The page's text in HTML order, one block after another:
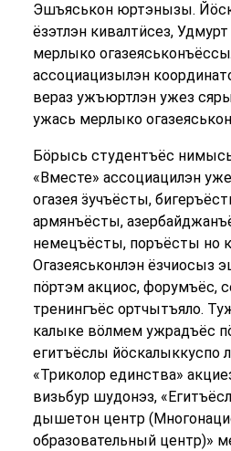
Эшъяськон юртэнызы.
ёзэтлэн кивалтӥсез,
мерлыко
ассоциацизылэн
вераз ужъюртлэн ужез
ужась мерлыко
Бӧрысь студентъёс
«Вместе» ассоциацилэн
огазея ӟучъёсты,
армянъёсты,
немецъёсты, поръёсты но
Огазеяськонлэн ёзчиосыз
пӧртэм акциос, форумъёс,
тренингъёс ортчытъяло.
калыке вӧлмем ужрадъёс
егитъёслы йӧскалыккуспо
«Триколор единства»
визьбур шудонэз,
дышетон центр
образовательный центр)»